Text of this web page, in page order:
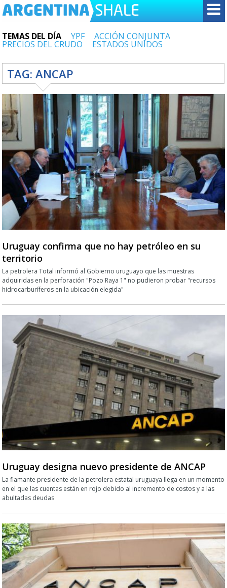
TEMAS DEL DÍA YPF ACCIÓN CONJUNTA
PRECIOS DEL CRUDO ESTADOS UNIDOS
TAG:ANCAP
Uruguay confirma que no hay petróleo en su
territorio
La petrolera Total informó al Gobierno uruguayo que las muestras
adquiridas en la perforación "Pozo Raya 1" no pudieron probar "recursos
hidrocarburíferos en la ubicación elegida"
Uruguay designa nuevo presidente de ANCAP
La flamante presidente de la petrolera estatal uruguaya llega en un momento
en el que las cuentas están en rojo debido al incremento de costos y a las
abultadas deudas